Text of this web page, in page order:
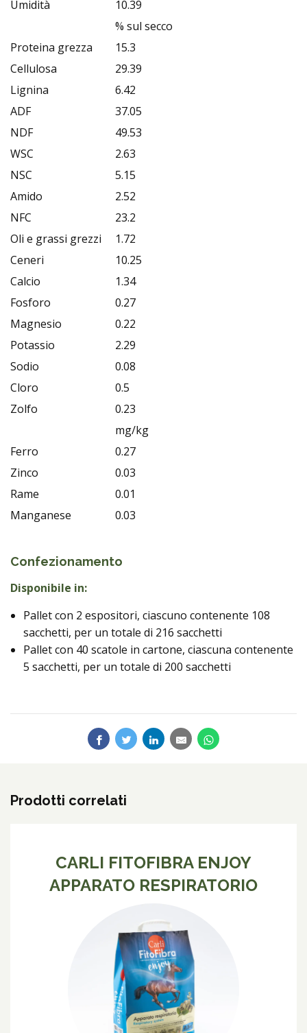
Umidità
10.39
% sul secco
Proteina grezza
15.3
Cellulosa
29.39
Lignina
6.42
ADF
37.05
NDF
49.53
WSC
2.63
NSC
5.15
Amido
2.52
NFC
23.2
Oli e grassi grezzi
1.72
Ceneri
10.25
Calcio
1.34
Fosforo
0.27
Magnesio
0.22
Potassio
2.29
Sodio
0.08
Cloro
0.5
Zolfo
0.23
mg/kg
Ferro
0.27
Zinco
0.03
Rame
0.01
Manganese
0.03
Confezionamento
Disponibile in:
Pallet con 2 espositori, ciascuno contenente 108
sacchetti, per un totale di 216 sacchetti
Pallet con 40 scatole in cartone, ciascuna contenente
5 sacchetti, per un totale di 200 sacchetti
Prodotti correlati
CARLI FITOFIBRA ENJOY
APPARATO RESPIRATORIO